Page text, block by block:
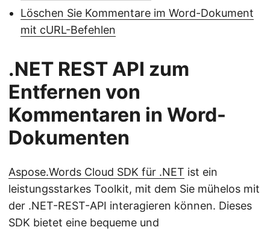
Löschen Sie Kommentare im Word-Dokument
mit cURL-Befehlen
.NET REST API zum
Entfernen von
Kommentaren in Word-
Dokumenten
Aspose.Words Cloud SDK für .NET ist ein
leistungsstarkes Toolkit, mit dem Sie mühelos mit
der .NET-REST-API interagieren können. Dieses
SDK bietet eine bequeme und